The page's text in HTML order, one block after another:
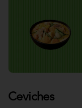
Ceviches